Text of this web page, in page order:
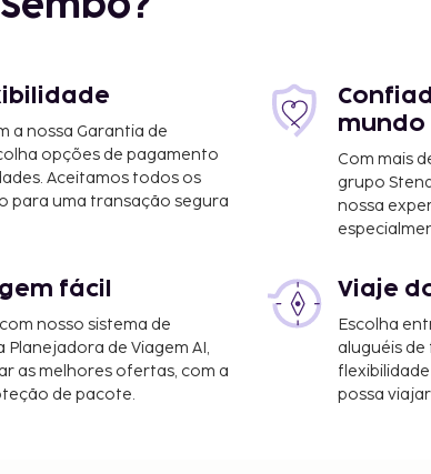
Cabo (CPT-
registo de saída rápido
do jardim ou tire
incluindo Wi-fi
alojamento, incluindo
a nossa Garantia de
opções de pagamento
Aceitamos todos os
para uma transação segura
mundo
Com mais
grupo
nossa
fácil
nosso sistema de
Planejadora de Viagem AI,
as melhores ofertas, com a
de pacote.
Viaje
Escolha
aluguéis
possa